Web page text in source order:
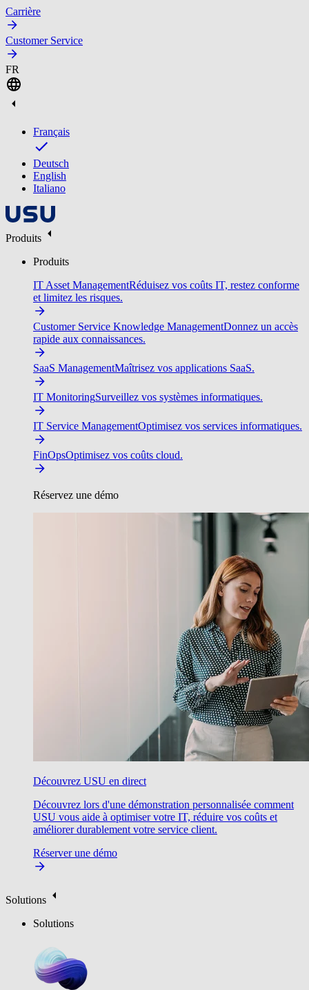
Carrière
Customer Service
FR
Français
Deutsch
English
Italiano
Produits
Produits
IT Asset ManagementRéduisez vos coûts IT, restez conforme
et limitez les risques.
Customer Service Knowledge ManagementDonnez un accès
rapide aux connaissances.
SaaS ManagementMaîtrisez vos applications SaaS.
IT MonitoringSurveillez vos systèmes informatiques.
IT Service ManagementOptimisez vos services informatiques.
FinOpsOptimisez vos coûts cloud.
Réservez une démo
Découvrez USU en direct
Découvrez lors d'une démonstration personnalisée comment
USU vous aide à optimiser votre IT, réduire vos coûts et
améliorer durablement votre service client.
Réserver une démo
Solutions
Solutions